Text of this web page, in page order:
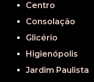
Centro
Consolação
Glicério
Higienópolis
Jardim Paulista